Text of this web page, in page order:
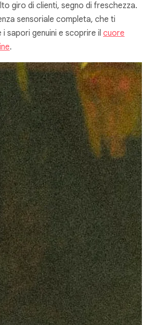
giro di clienti, segno di freschezza.
sensoriale completa, che ti
sapori genuini e scoprire il cuore
.